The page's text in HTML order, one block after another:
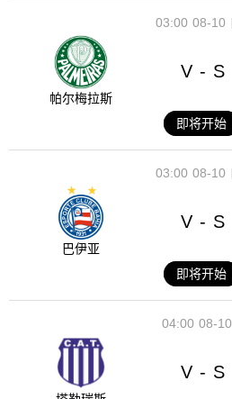
08-10
03:00
帕尔梅拉斯
V - S
即将开始
08-10
03:00
巴伊亚
V - S
即将开始
08-10
04:00
V - S